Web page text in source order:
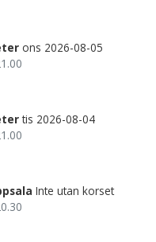
ons 2026-08-05
tis 2026-08-04
Inte utan korset